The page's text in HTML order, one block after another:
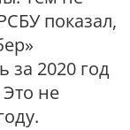
показал,
за 2020 год
не